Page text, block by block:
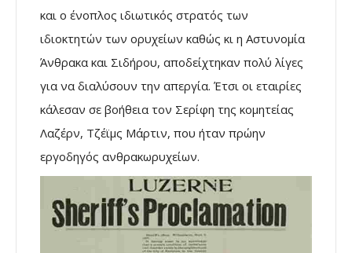
και ο ένοπλος ιδιωτικός στρατός των
ιδιοκτητών των ορυχείων καθώς κι η Αστυνομία
Άνθρακα και Σιδήρου, αποδείχτηκαν πολύ λίγες
για να διαλύσουν την απεργία. Έτσι οι εταιρίες
κάλεσαν σε βοήθεια τον Σερίφη της κομητείας
Λαζέρν, Τζέϊμς Μάρτιν, που ήταν πρώην
εργοδηγός ανθρακωρυχείων.